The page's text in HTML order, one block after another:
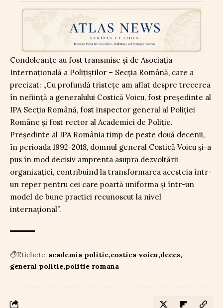
Condoleanțe au fost transmise și de Asociația
Internațională a Polițiștilor – Secția Română, care a
precizat: „Cu profundă tristețe am aflat despre trecerea
în neființă a generalului Costică Voicu, fost președinte al
IPA Secția Română, fost inspector general al Poliției
Române și fost rector al Academiei de Poliție.
Președinte al IPA România timp de peste două decenii,
în perioada 1992-2018, domnul general Costică Voicu și-a
pus în mod decisiv amprenta asupra dezvoltării
organizației, contribuind la transformarea acesteia într-
un reper pentru cei care poartă uniforma și într-un
model de bune practici recunoscut la nivel
internațional”.
Etichete: academia politie costica voicu deces
general politie politie romana